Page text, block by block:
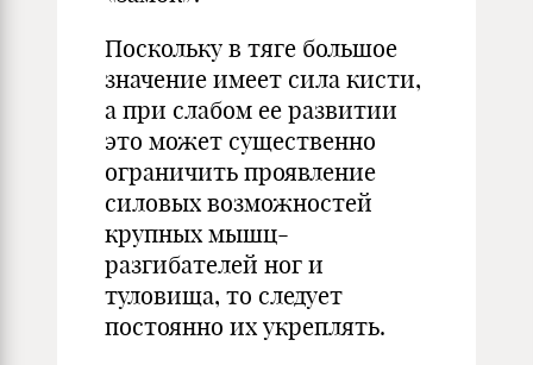
Поскольку в тяге большое
значение имеет сила кисти,
а при слабом ее развитии
это может существенно
ограничить проявление
силовых возможностей
крупных мышц-
разгибателей ног и
туловища, то следует
постоянно их укреплять.